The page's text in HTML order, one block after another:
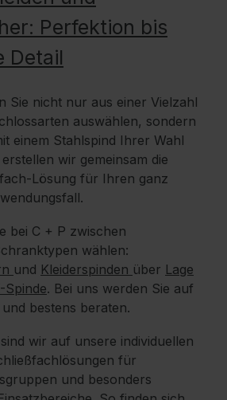
Perfektion bis
Detail
Sie nicht nur aus einer Vielzahl
auswählen, sondern
einem Stahlspind Ihrer Wahl
wir gemeinsam die
Lösung für Ihren ganz
bei C + P zwischen
wählen:
und Kleiderspinden über Lage
Spinde. Bei uns werden Sie auf
bestens beraten.
wir auf unsere individuellen
für
und besonders